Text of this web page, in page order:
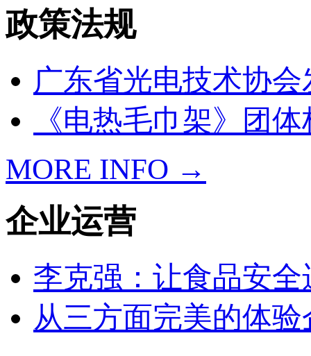
政策法规
广东省光电技术协
《电热毛巾架》团
MORE INFO →
企业运营
李克强：让食品安
从三方面完美的体